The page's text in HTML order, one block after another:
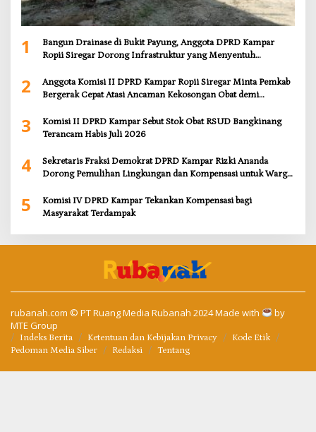
1
Bangun Drainase di Bukit Payung, Anggota DPRD Kampar
Ropii Siregar Dorong Infrastruktur yang Menyentuh
2
Anggota Komisi II DPRD Kampar Ropii Siregar Minta Pemkab
Bergerak Cepat Atasi Ancaman Kekosongan Obat demi
3
Komisi II DPRD Kampar Sebut Stok Obat RSUD Bangkinang
Terancam Habis Juli 2026
4
Sekretaris Fraksi Demokrat DPRD Kampar Rizki Ananda
Dorong Pemulihan Lingkungan dan Kompensasi untuk Warga
5
Komisi IV DPRD Kampar Tekankan Kompensasi bagi
Masyarakat Terdampak
rubanah.com © PT Ruang Media Rubanah 2024 Made with
by
MTE Group
Indeks Berita Ketentuan dan Kebijakan Privacy
Kode Etik
Pedoman Media Siber
Redaksi Tentang